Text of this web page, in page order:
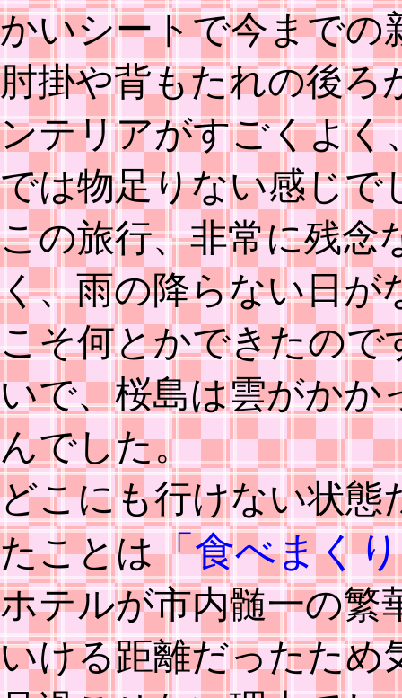
かいシートで今までの
肘掛や背もたれの後ろ
ンテリアがすごくよく
では物足りない感じで
この旅行、非常に残念
く、雨の降らない日が
こそ何とかできたので
いで、桜島は雲がかか
んでした。
どこにも行けない状態
たことは「食べまく
ホテルが市内髄一の繁
いける距離だったため